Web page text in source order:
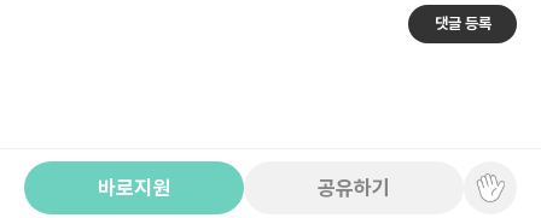
댓글 등록
바로지원 공유하기